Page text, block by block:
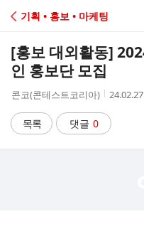
C
A
기획 • 홍보 • 마케팅
[홍보 대외활동]
인 홍보단 모집
작
자
콘코(콘테스트코리아)
작
시
간
24.02.27
목록 댓글 0